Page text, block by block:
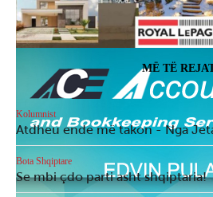
MË TË
Kolumnist
Atdheu ende më takon - Nga
Bota Shqiptare
Se mbi çdo parti asht shqiptaria!